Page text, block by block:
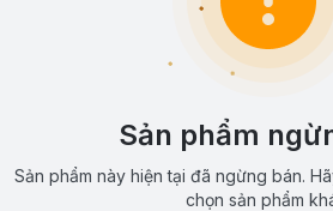
Sản phẩm
Sản phẩm này hiện tại đã ngừng bán.
chọn sản phẩm